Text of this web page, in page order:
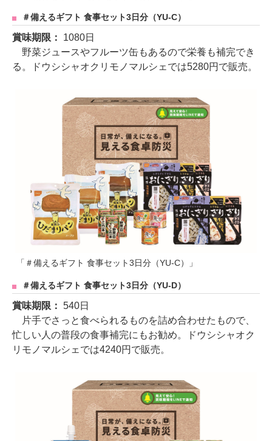
＃備えるギフト 食事セット3日分（YU-C）
賞味期限： 1080日
野菜ジュースやフルーツ缶もあるので栄養も補完でき
る。ドウシシャオクリモノマルシェでは5280円で販売。
「＃備えるギフト 食事セット3日分（YU-C）」
＃備えるギフト 食事セット3日分（YU-D）
賞味期限： 540日
片手でさっと食べられるものを詰め合わせたもので、
忙しい人の普段の食事補完にもお勧め。ドウシシャオク
リモノマルシェでは4240円で販売。